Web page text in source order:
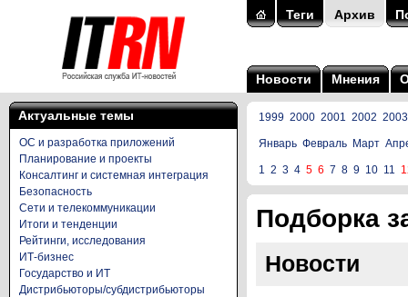
Теги Архив
Новости Мнения
Актуальные темы
ОС и разработка приложений
Планирование и проекты
Консалтинг и системная интеграция
Безопасность
Сети и телекоммуникации
Итоги и тенденции
Рейтинги, исследования
ИТ-бизнес
Государство и ИТ
Дистрибьюторы/субдистрибьюторы
1999 2000 2001 2002 2003
Январь Февраль Март
1 2 3 4 5 6 7 8 9 10 11
Подборка
Новости